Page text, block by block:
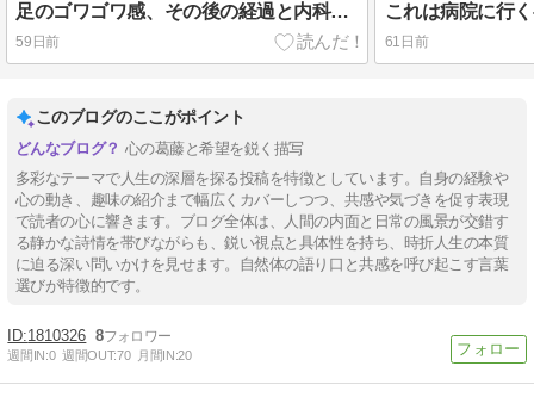
足のゴワゴワ感、その後の経過と内科受診の結果
59日前 61日前
このブログのここがポイント
心の葛藤と希望を鋭く描写
多彩なテーマで人生の深層を探る投稿を特徴としています。自身の経験や
心の動き、趣味の紹介まで幅広くカバーしつつ、共感や気づきを促す表現
で読者の心に響きます。ブログ全体は、人間の内面と日常の風景が交錯す
る静かな詩情を帯びながらも、鋭い視点と具体性を持ち、時折人生の本質
に迫る深い問いかけを見せます。自然体の語り口と共感を呼び起こす言葉
選びが特徴的です。
1810326 8
週間IN:0 週間OUT:70 月間IN:20